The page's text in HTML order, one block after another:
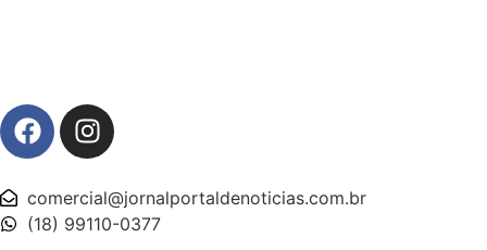
comercial@jornalportaldenoticias.com.br
(18) 99110-0377